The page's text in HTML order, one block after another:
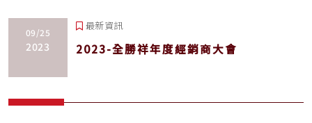
09/25
2023
最新資訊
2023-全勝祥年度經銷商大會